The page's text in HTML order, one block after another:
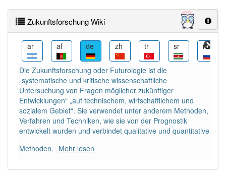
×
Wörter, die mit "-ung" enden, haben fast immer
Artikel:die.
DER:127Ausnahmen Beispiele
DIE:11 043
DAS:2 Ausnahmen Beispiele
PowerIndex:5
Häufigkeit: 4 von 10
Zukunftsforschung Wiki
ar af de zh tr sr ru
Die Zukunftsforschung oder Futurologie ist die
„systematische und kritische wissenschaftliche
Untersuchung von Fragen möglicher zukünftiger
Entwicklungen“ „auf technischem, wirtschaftlichem und
sozialem Gebiet“. Sie verwendet unter anderem Methoden,
Verfahren und Techniken, wie sie von der Prognostik
entwickelt wurden und verbindet qualitative und quantitative
Methoden. Mehr lesen